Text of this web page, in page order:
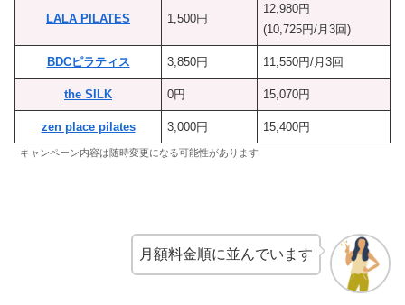
LALA PILATES 1,500円
12,980円
(10,725円/月3回)
BDCピラティス 3,850円 11,550円/月3回
the SILK 0円 15,070円
zen place pilates 3,000円 15,400円
キャンペーン内容は随時変更になる可能性があります
月額料金順に並んでいます